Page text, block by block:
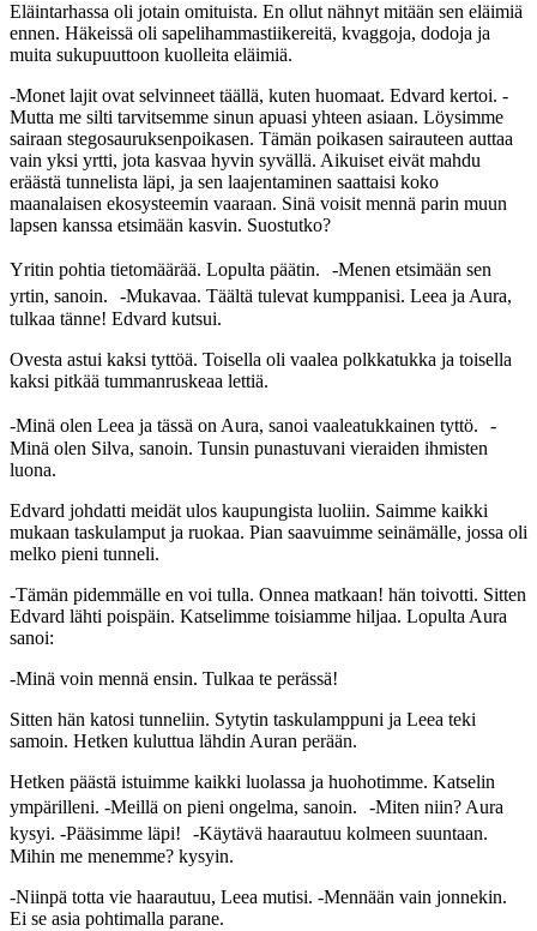
Eläintarhassa oli jotain omituista. En ollut nähnyt mitään sen eläimiä
ennen. Häkeissä oli sapelihammastiikereitä, kvaggoja, dodoja ja
muita sukupuuttoon kuolleita eläimiä.
-Monet lajit ovat selvinneet täällä, kuten huomaat. Edvard kertoi. -
Mutta me silti tarvitsemme sinun apuasi yhteen asiaan. Löysimme
sairaan stegosauruksenpoikasen. Tämän poikasen sairauteen auttaa
vain yksi yrtti, jota kasvaa hyvin syvällä. Aikuiset eivät mahdu
eräästä tunnelista läpi, ja sen laajentaminen saattaisi koko
maanalaisen ekosysteemin vaaraan. Sinä voisit mennä parin muun
lapsen kanssa etsimään kasvin. Suostutko?
Yritin pohtia tietomäärää. Lopulta päätin. -Menen etsimään sen
yrtin, sanoin. -Mukavaa. Täältä tulevat kumppanisi. Leea ja Aura,
tulkaa tänne! Edvard kutsui.
Ovesta astui kaksi tyttöä. Toisella oli vaalea polkkatukka ja toisella
kaksi pitkää tummanruskeaa lettiä.
-Minä olen Leea ja tässä on Aura, sanoi vaaleatukkainen tyttö. -
Minä olen Silva, sanoin. Tunsin punastuvani vieraiden ihmisten
luona.
Edvard johdatti meidät ulos kaupungista luoliin. Saimme kaikki
mukaan taskulamput ja ruokaa. Pian saavuimme seinämälle, jossa oli
melko pieni tunneli.
-Tämän pidemmälle en voi tulla. Onnea matkaan! hän toivotti. Sitten
Edvard lähti poispäin. Katselimme toisiamme hiljaa. Lopulta Aura
sanoi:
-Minä voin mennä ensin. Tulkaa te perässä!
Sitten hän katosi tunneliin. Sytytin taskulamppuni ja Leea teki
samoin. Hetken kuluttua lähdin Auran perään.
Hetken päästä istuimme kaikki luolassa ja huohotimme. Katselin
ympärilleni. -Meillä on pieni ongelma, sanoin. -Miten niin? Aura
kysyi. -Pääsimme läpi! -Käytävä haarautuu kolmeen suuntaan.
Mihin me menemme? kysyin.
-Niinpä totta vie haarautuu, Leea mutisi. -Mennään vain jonnekin.
Ei se asia pohtimalla parane.